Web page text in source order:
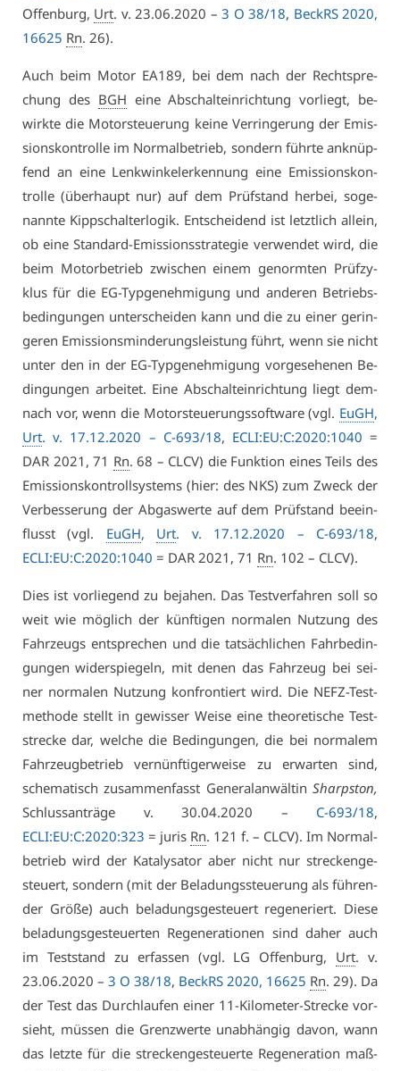
Of­fen­burg, Urt. v. 23.06.2020 –3 O 38/18, BeckRS 2020,
16625 Rn. 26).
Auch beim Mo­tor EA189, bei dem nach der Recht­spre­
chung des BGH ei­ne Ab­schalt­ein­rich­tung vor­liegt, be­
wirk­te die Mo­tor­steue­rung kei­ne Ver­rin­ge­rung der Emis­
si­ons­kon­trol­le im Nor­mal­be­trieb, son­dern führ­te an­knüp­
fend an ei­ne Lenk­win­kel­er­ken­nung ei­ne Emis­si­ons­kon­
trol­le (über­haupt nur) auf dem Prüf­stand her­bei, so­ge­
nann­te Kipp­schal­ter­lo­gik. Ent­schei­dend ist letzt­lich al­lein,
ob ei­ne Stan­dard-Emis­si­ons­stra­te­gie ver­wen­det wird, die
beim Mo­tor­be­trieb zwi­schen ei­nem ge­norm­ten Prüf­zy­
klus für die EG-Typ­ge­neh­mi­gung und an­de­ren Be­triebs­
be­din­gun­gen un­ter­schei­den kann und die zu ei­ner ge­rin­
ge­ren Emis­si­ons­min­de­rungs­leis­tung führt, wenn sie nicht
un­ter den in der EG-Typ­ge­neh­mi­gung vor­ge­se­he­nen Be­
din­gun­gen ar­bei­tet. Ei­ne Ab­schalt­ein­rich­tung liegt dem­
nach vor, wenn die Mo­tor­steue­rungs­soft­ware (vgl. EuGH,
Urt. v. 17.12.2020 – C-693/18, ECLI:EU:C:2020:1040 =
DAR 2021, 71 Rn. 68 – CLCV) die Funk­ti­on ei­nes Teils des
Emis­si­ons­kon­troll­sys­tems (hier: des NKS) zum Zweck der
Ver­bes­se­rung der Ab­gas­wer­te auf dem Prüf­stand be­ein­
flusst (vgl. EuGH, Urt. v. 17.12.2020 – C-693/18,
ECLI:EU:C:2020:1040 = DAR 2021, 71 Rn. 102 – CLCV).
Dies ist vor­lie­gend zu be­ja­hen. Das Test­ver­fah­ren soll so
weit wie mög­lich der künf­ti­gen nor­ma­len Nut­zung des
Fahr­zeugs ent­spre­chen und die tat­säch­li­chen Fahr­be­din­
gun­gen wi­der­spie­geln, mit de­nen das Fahr­zeug bei sei­
ner nor­ma­len Nut­zung kon­fron­tiert wird. Die NEFZ-Test­
me­tho­de stellt in ge­wis­ser Wei­se ei­ne theo­re­ti­sche Test­
stre­cke dar, wel­che die Be­din­gun­gen, die bei nor­ma­lem
Fahr­zeug­be­trieb ver­nünf­ti­ger­wei­se zu er­war­ten sind,
sche­ma­tisch zu­sam­men­fasst Ge­ne­ral­an­wäl­tin Sharps­ton,
Schluss­an­trä­ge v. 30.04.2020 – C-693/18,
ECLI:EU:C:2020:323 = ju­ris Rn. 121 f. – CLCV). Im Nor­mal­
be­trieb wird der Ka­ta­ly­sa­tor aber nicht nur stre­cken­ge­
steu­ert, son­dern (mit der Be­la­dungs­steue­rung als füh­ren­
der Grö­ße) auch be­la­dungs­ge­steu­ert re­ge­ne­riert. Die­se
be­la­dungs­ge­steu­er­ten Re­ge­ne­ra­tio­nen sind da­her auch
im Test­stand zu er­fas­sen (vgl. LG Of­fen­burg, Urt. v.
23.06.2020 – 3 O 38/18, BeckRS 2020, 16625 Rn. 29). Da
der Test das Durch­lau­fen ei­ner 11-Ki­lo­me­ter-Stre­cke vor­
sieht, müs­sen die Grenz­wer­te un­ab­hän­gig da­von, wann
das letz­te für die stre­cken­ge­steu­er­te Re­ge­ne­ra­ti­on maß­